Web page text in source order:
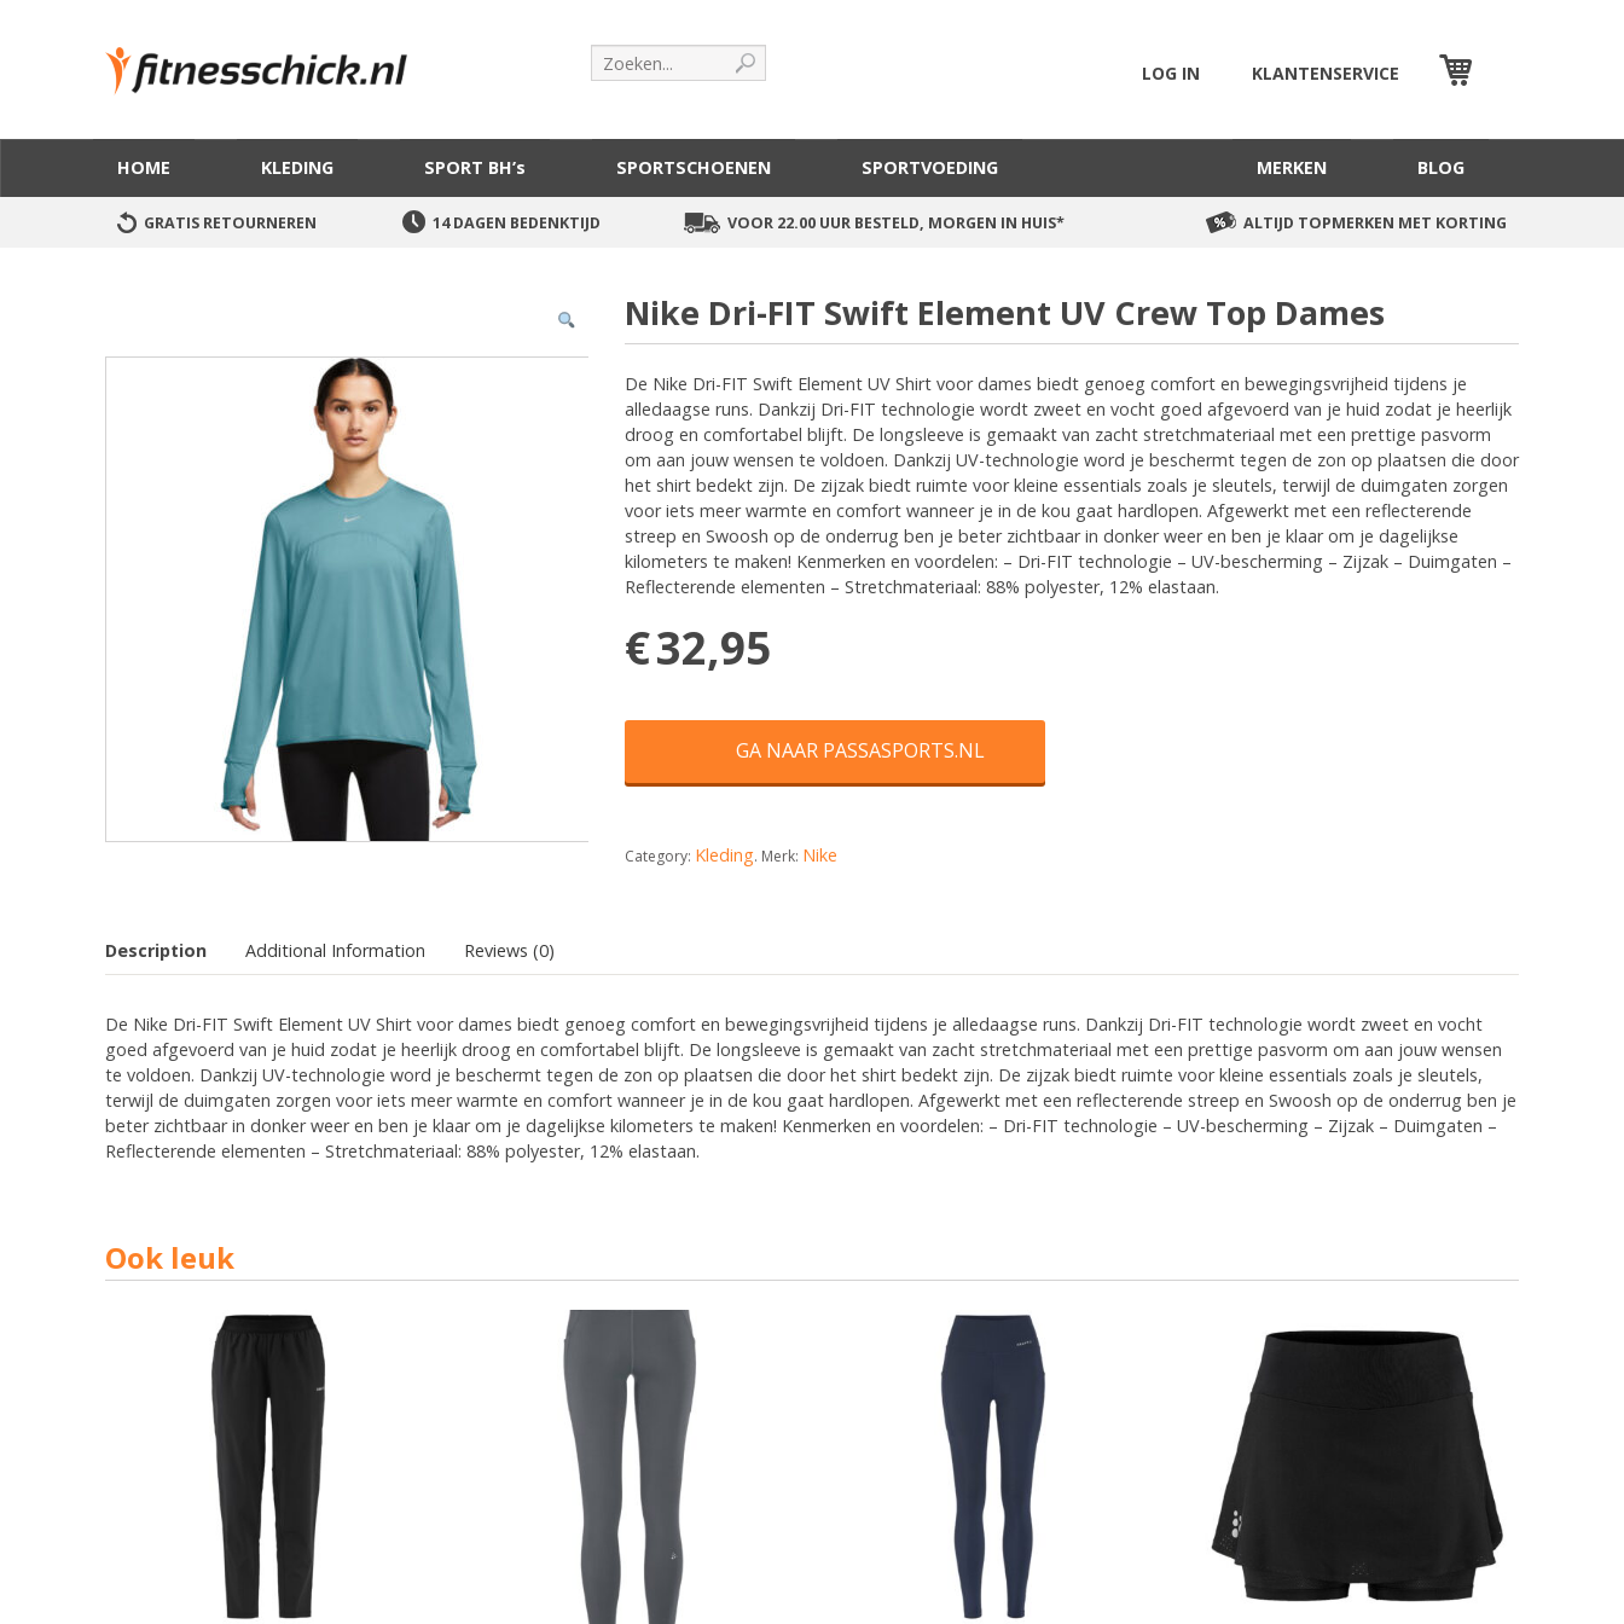
LOG IN KLANTENSERVICE WINKELMAND
HOME KLEDING SPORT BH’s SPORTSCHOENEN BLOG
MERKEN
SPORTVOEDING
GRATIS RETOURNEREN 14 DAGEN BEDENKTIJD VOOR 22.00 UUR BESTELD, MORGEN IN HUIS* ALTIJD TOPMERKEN MET KORTING
Nike Dri-FIT Swift Element UV Crew Top Dames
De Nike Dri-FIT Swift Element UV Shirt voor dames biedt genoeg comfort en bewegingsvrijheid tijdens je
alledaagse runs. Dankzij Dri-FIT technologie wordt zweet en vocht goed afgevoerd van je huid zodat je heerlijk
droog en comfortabel blijft. De longsleeve is gemaakt van zacht stretchmateriaal met een prettige pasvorm
om aan jouw wensen te voldoen. Dankzij UV-technologie word je beschermt tegen de zon op plaatsen die door
het shirt bedekt zijn. De zijzak biedt ruimte voor kleine essentials zoals je sleutels, terwijl de duimgaten zorgen
voor iets meer warmte en comfort wanneer je in de kou gaat hardlopen. Afgewerkt met een reflecterende
streep en Swoosh op de onderrug ben je beter zichtbaar in donker weer en ben je klaar om je dagelijkse
kilometers te maken! Kenmerken en voordelen: – Dri-FIT technologie – UV-bescherming – Zijzak – Duimgaten –
Reflecterende elementen – Stretchmateriaal: 88% polyester, 12% elastaan.
€32,95
GA NAAR PASSASPORTS.NL
Category: Kleding. Merk: Nike
Description Additional Information Reviews (0)
De Nike Dri-FIT Swift Element UV Shirt voor dames biedt genoeg comfort en bewegingsvrijheid tijdens je alledaagse runs. Dankzij Dri-FIT technologie wordt zweet en vocht
goed afgevoerd van je huid zodat je heerlijk droog en comfortabel blijft. De longsleeve is gemaakt van zacht stretchmateriaal met een prettige pasvorm om aan jouw wensen
te voldoen. Dankzij UV-technologie word je beschermt tegen de zon op plaatsen die door het shirt bedekt zijn. De zijzak biedt ruimte voor kleine essentials zoals je sleutels,
terwijl de duimgaten zorgen voor iets meer warmte en comfort wanneer je in de kou gaat hardlopen. Afgewerkt met een reflecterende streep en Swoosh op de onderrug ben je
beter zichtbaar in donker weer en ben je klaar om je dagelijkse kilometers te maken! Kenmerken en voordelen: – Dri-FIT technologie – UV-bescherming – Zijzak – Duimgaten –
Reflecterende elementen – Stretchmateriaal: 88% polyester, 12% elastaan.
Ook leuk